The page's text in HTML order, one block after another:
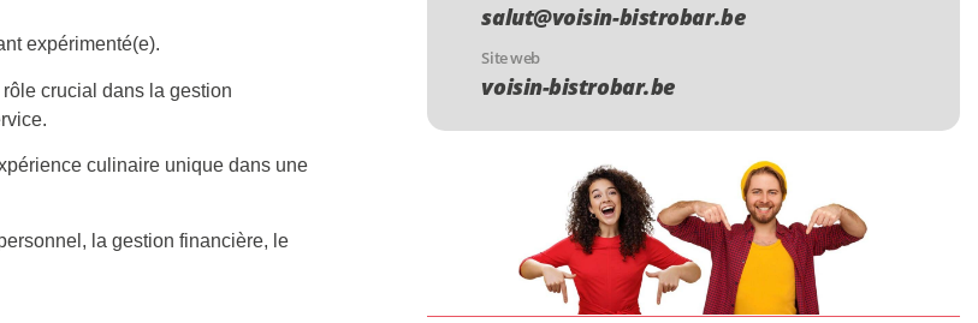
expérimenté(e).
crucial dans la gestion
culinaire unique dans une
la gestion financière, le
salut@voisin-bistrobar.be
Site web
voisin-bistrobar.be